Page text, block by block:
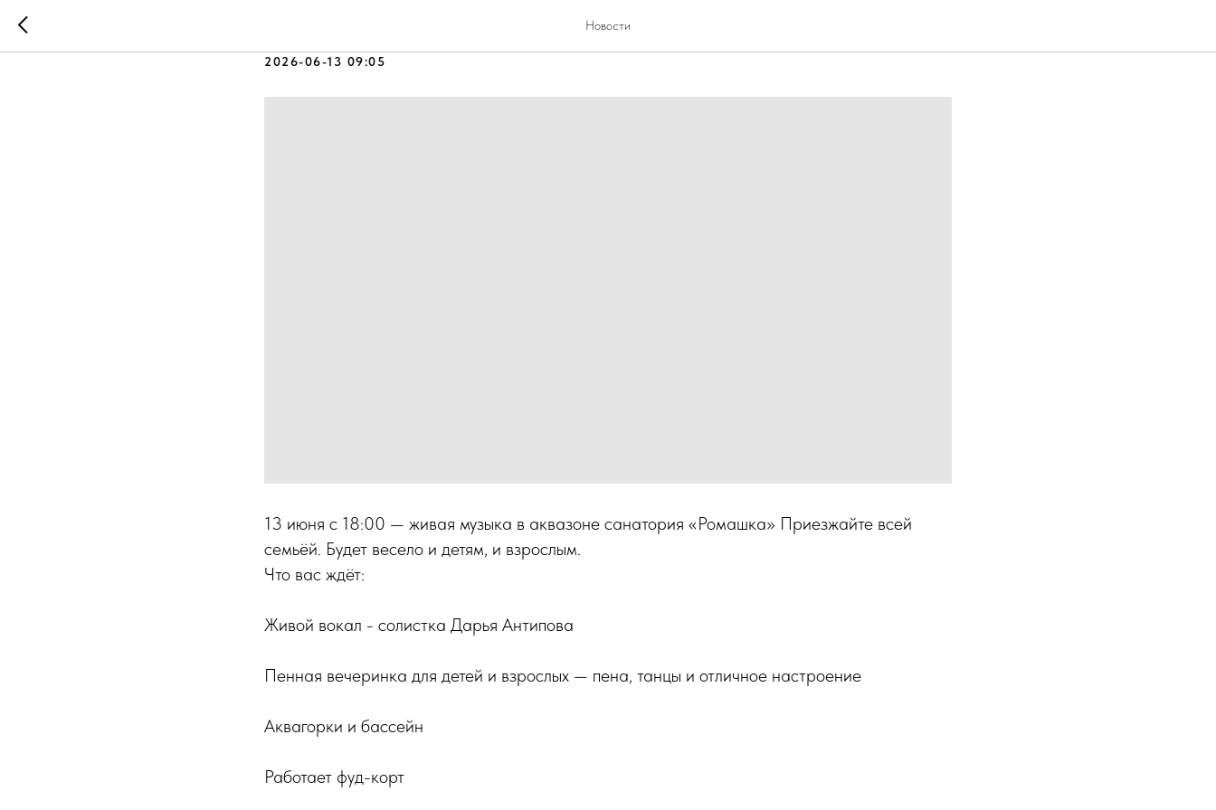
Новости
2026-06-13 09:05
13 июня с 18:00 — живая музыка в аквазоне санатория «Ромашка» Приезжайте всей
семьёй. Будет весело и детям, и взрослым.
Что вас ждёт:
Живой вокал - солистка Дарья Антипова
Пенная вечеринка для детей и взрослых — пена, танцы и отличное настроение
Аквагорки и бассейн
Работает фуд-корт